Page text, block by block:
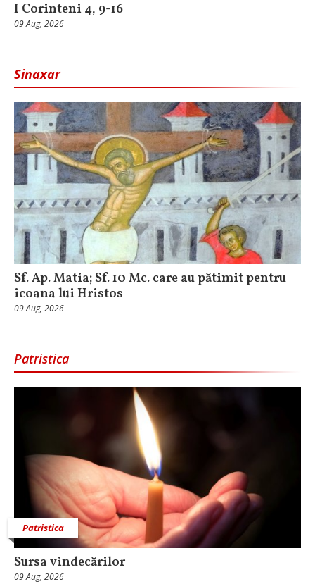
I Corinteni 4, 9-16
09 Aug, 2026
Sinaxar
Sf. Ap. Matia; Sf. 10 Mc. care au pătimit pentru
icoana lui Hristos
09 Aug, 2026
Patristica
Patristica
Sursa vindecărilor
09 Aug, 2026